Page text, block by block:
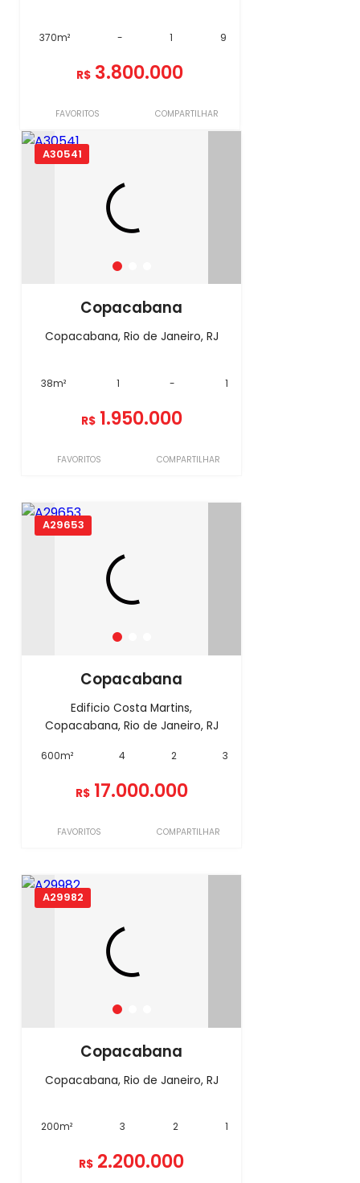
370m² - 1 9
R$ 3.800.000
FAVORITOS COMPARTILHAR
A30541
Copacabana
Copacabana, Rio de Janeiro, RJ
38m² 1 - 1
R$ 1.950.000
FAVORITOS COMPARTILHAR
A29653
Copacabana
Edificio Costa Martins,
Copacabana, Rio de Janeiro, RJ
600m² 4 2 3
R$ 17.000.000
FAVORITOS COMPARTILHAR
A29982
Copacabana
Copacabana, Rio de Janeiro, RJ
200m² 3 2 1
R$ 2.200.000